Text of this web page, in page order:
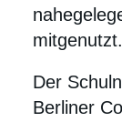
mitgenutzt.
Der
Berliner